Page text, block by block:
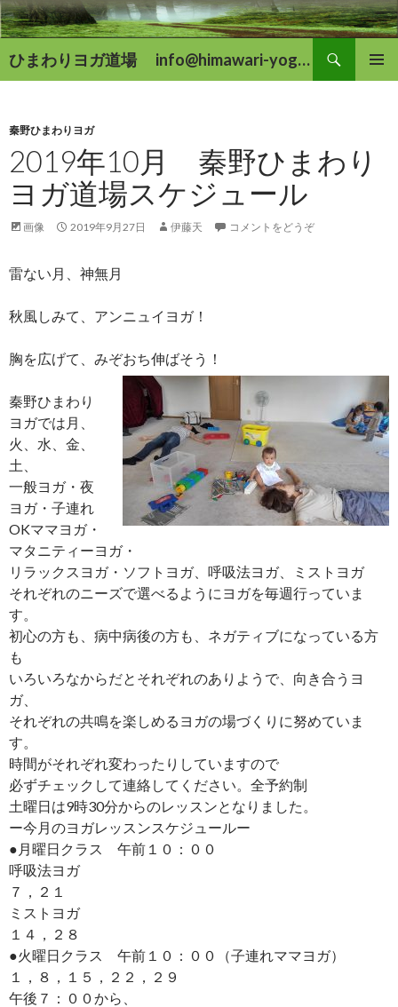
ひまわりヨガ道場 info@himawari-yoga.com
索
ン
ツ
へ
移
動
秦野ひまわりヨガ
2019年10月 秦野ひまわり
ヨガ道場スケジュール
画像 2019年9月27日 伊藤天 コメントをどうぞ
雷ない月、神無月
秋風しみて、アンニュイヨガ！
胸を広げて、みぞおち伸ばそう！
秦野ひまわり
ヨガでは月、
火、水、金、
土、
一般ヨガ・夜
ヨガ・子連れ
OKママヨガ・
マタニティーヨガ・
リラックスヨガ・ソフトヨガ、呼吸法ヨガ、ミストヨガ
それぞれのニーズで選べるようにヨガを毎週行っていま
す。
初心の方も、病中病後の方も、ネガティブになっている方
も
いろいろなからだとそれぞれのありようで、向き合うヨ
ガ、
それぞれの共鳴を楽しめるヨガの場づくりに努めていま
す。
時間がそれぞれ変わったりしていますので
必ずチェックして連絡してください。全予約制
土曜日は9時30分からのレッスンとなりました。
ー今月のヨガレッスンスケジュールー
●月曜日クラス 午前１０：００
呼吸法ヨガ
７，２１
ミストヨガ
１４，２８
●火曜日クラス 午前１０：００（子連れママヨガ）
１，８，１５，２２，２９
午後７：００から、